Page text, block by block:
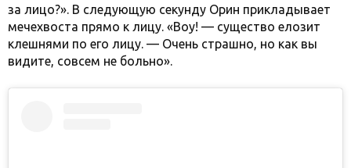
за лицо?». В следующую секунду Орин прикладывает
мечехвоста прямо к лицу. «Воу! — существо елозит
клешнями по его лицу. — Очень страшно, но как вы
видите, совсем не больно».